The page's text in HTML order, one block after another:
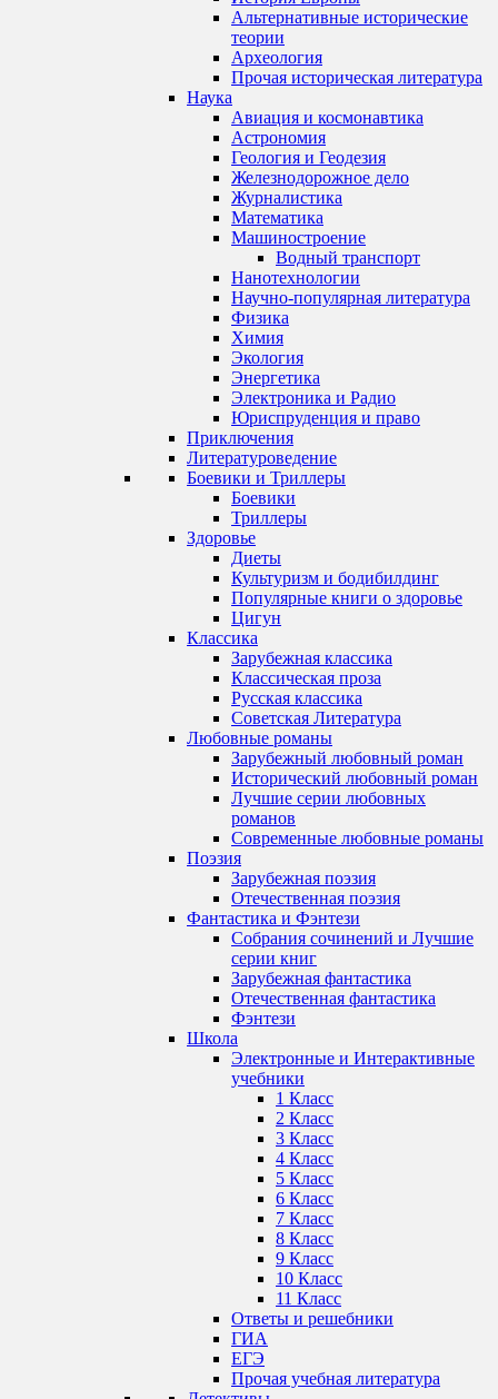
Альтернативные исторические
теории
Археология
Прочая историческая литература
Наука
Авиация и космонавтика
Астрономия
Геология и Геодезия
Железнодорожное дело
Журналистика
Математика
Машиностроение
Водный транспорт
Нанотехнологии
Научно-популярная литература
Физика
Химия
Экология
Энергетика
Электроника и Радио
Юриспруденция и право
Приключения
Литературоведение
Боевики и Триллеры
Боевики
Триллеры
Здоровье
Диеты
Культуризм и бодибилдинг
Популярные книги о здоровье
Цигун
Классика
Зарубежная классика
Классическая проза
Русская классика
Советская Литература
Любовные романы
Зарубежный любовный роман
Исторический любовный роман
Лучшие серии любовных
романов
Современные любовные романы
Поэзия
Зарубежная поэзия
Отечественная поэзия
Фантастика и Фэнтези
Собрания сочинений и Лучшие
серии книг
Зарубежная фантастика
Отечественная фантастика
Фэнтези
Школа
Электронные и Интерактивные
учебники
1 Класс
2 Класс
3 Класс
4 Класс
5 Класс
6 Класс
7 Класс
8 Класс
9 Класс
10 Класс
11 Класс
Ответы и решебники
ГИА
ЕГЭ
Прочая учебная литература